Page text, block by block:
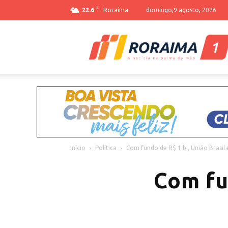
22.6 C Roraima domingo,9 agosto, 2026
Início Política Com fundo de R$ 1 bi, União Brasil
Com